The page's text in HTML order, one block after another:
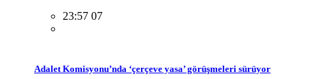
23:57 07
Adalet Komisyonu’nda ‘çerçeve yasa’ görüşmeleri sürüyor